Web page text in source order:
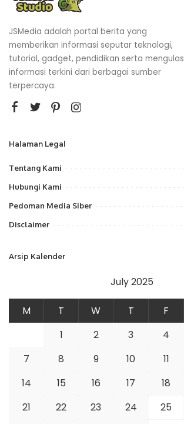
JSMedia adalah portal berita yang
memberikan informasi seputar teknologi,
tutorial, gadget, pendidikan serta mengulas
informasi terkini dari berbagai sumber
terpercaya.
Halaman Legal
Tentang Kami
Hubungi Kami
Pedoman Media Siber
Disclaimer
Arsip Kalender
July 2025
M T W T F
1
2 3 4
7
8 9 10 11
14
15 16 17 18
21
22 23 24 25